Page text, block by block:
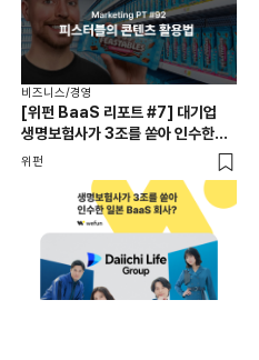
비즈니스/경영
[위펀 BaaS 리포트 #7] 대기업
생명보험사가 3조를 쏟아 인수한
일본 BaaS 회사의 정체는?
위펀